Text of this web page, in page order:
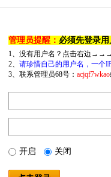
管理员提醒： 必须先登录
1、没有用户名？点击右边
2、 请珍惜自己的用户名，一个
3、联系管理员68号： acjqf7wkao
开启 关闭